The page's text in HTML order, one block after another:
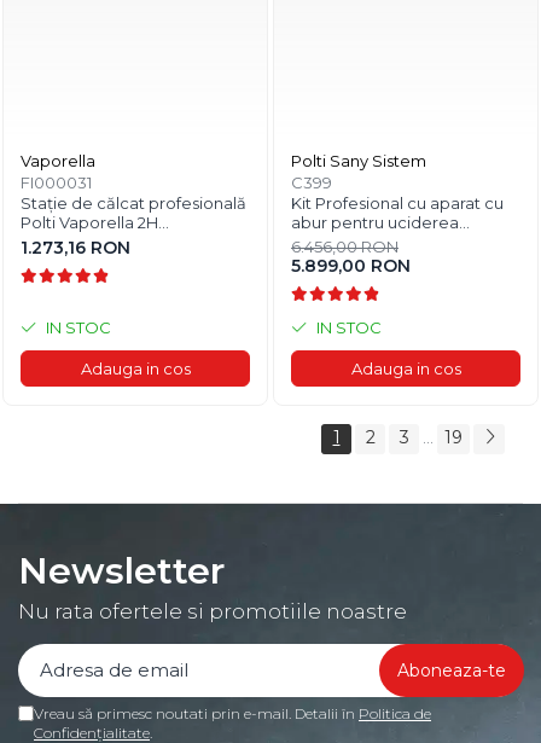
Vaporella
FI000031
Stație de călcat profesională
Polti Vaporella 2H
Professional, 3 bar, 80 g/min
1.273,16 RON
IN STOC
Adauga in cos
Polti Sany Sistem
C399
Kit Profesional cu aparat cu
abur pentru uciderea
definitiva a ploșnițelor de pat
și dezinfectare spații
comerciale
6.456,00 RON
5.899,00 RON
IN STOC
Adauga in cos
1 2 3 19
Newsletter
Nu rata ofertele si promotiile noastre
Vreau să primesc noutati prin e-mail. Detalii în Politica de
Confidențialitate.